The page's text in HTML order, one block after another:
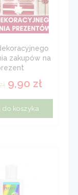
zakupów na
9,90 zł
do koszyka